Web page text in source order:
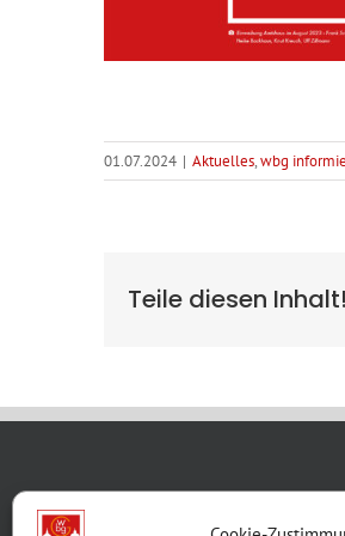
01.07.2024 | Aktuelles,wbg
Teile diesen Inhalt!